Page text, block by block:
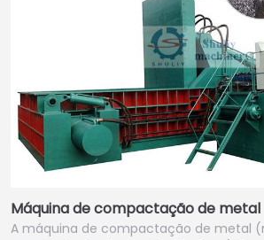
Máquina de compactação de metal
A máquina de compactação de metal